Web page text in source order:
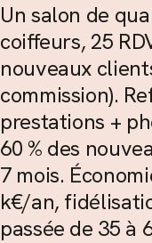
Un salon de
coiffeurs, 25
nouveaux
commission).
prestations +
60 % des
7 mois.
k€/an,
passée de 35 à